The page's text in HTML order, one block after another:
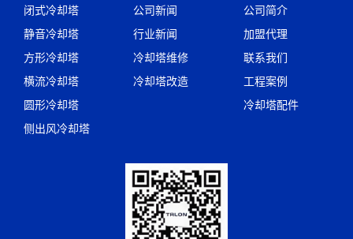
闭式冷却塔
静音冷却塔
方形冷却塔
横流冷却塔
圆形冷却塔
侧出风冷却塔
公司新闻
行业新闻
冷却塔维修
冷却塔改造
公司简介
加盟代理
联系我们
工程案例
冷却塔配件